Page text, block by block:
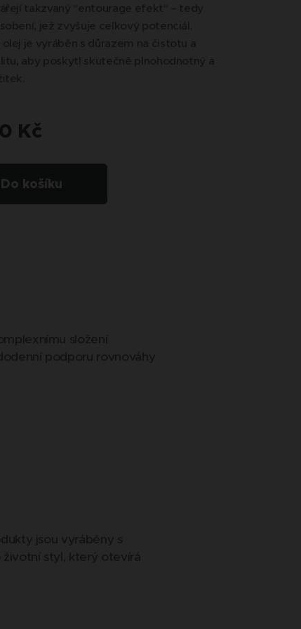
takzvaný "entourage efekt" – tedy
jež zvyšuje celkový potenciál.
olej je vyráběn s důrazem na čistotu a
aby poskytl skutečně plnohodnotný a
Kč
Do košíku
složení
podporu rovnováhy
jsou vyráběny s
životní styl, který otevírá